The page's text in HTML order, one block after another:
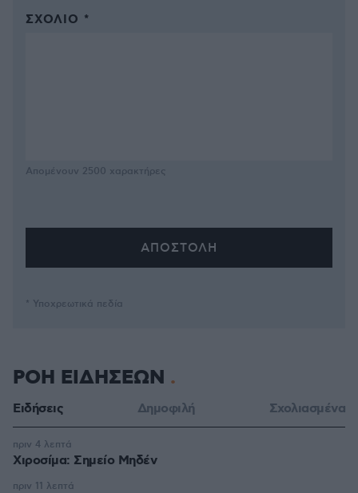
ΣΧΌΛΙΟ *
Απομένουν 2500 χαρακτήρες
* Υποχρεωτικά πεδία
ΡΟΗ ΕΙΔΗΣΕΩΝ
Ειδήσεις Δημοφιλή Σχολιασμένα
Χιροσίμα: Σημείο Μηδέν
πριν 4 λεπτά
πριν 11 λεπτά